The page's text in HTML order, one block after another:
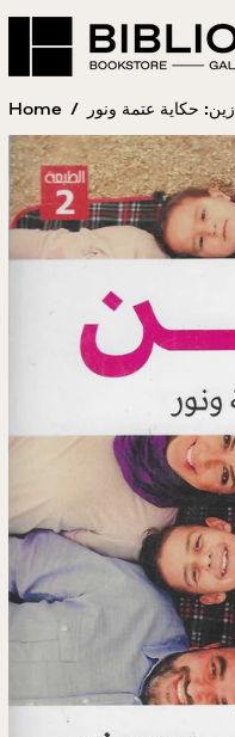
Home / زين: حكاية عتمة ونور